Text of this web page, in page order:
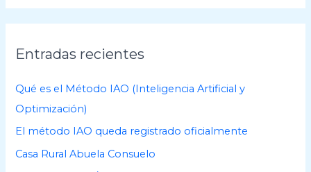
c
h
i
o
s
Entradas recientes
Qué es el Método IAO (Inteligencia Artificial y
Optimización)
El método IAO queda registrado oficialmente
Casa Rural Abuela Consuelo